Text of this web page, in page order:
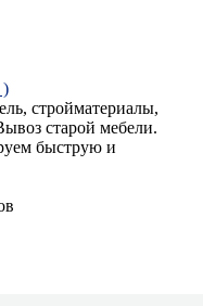
)
стройматериалы,
старой мебели.
быструю и